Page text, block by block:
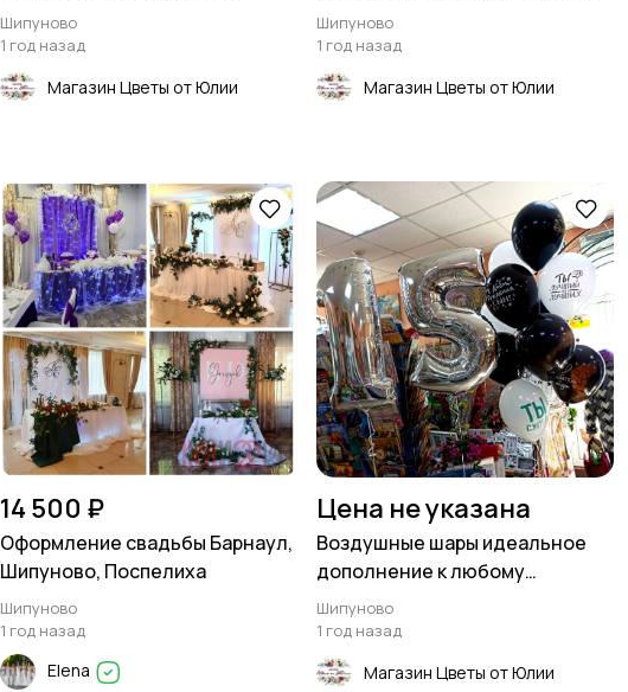
Шипуново
1 год назад
Магазин Цветы от Юлии
Шипуново
1 год назад
Магазин Цветы от Юлии
14 500 ₽
Оформление свадьбы Барнаул,
Шипуново, Поспелиха
Шипуново
1 год назад
Elena
Цена не указана
Воздушные шары идеальное
дополнение к любому
мероприятию
Шипуново
1 год назад
Магазин Цветы от Юлии